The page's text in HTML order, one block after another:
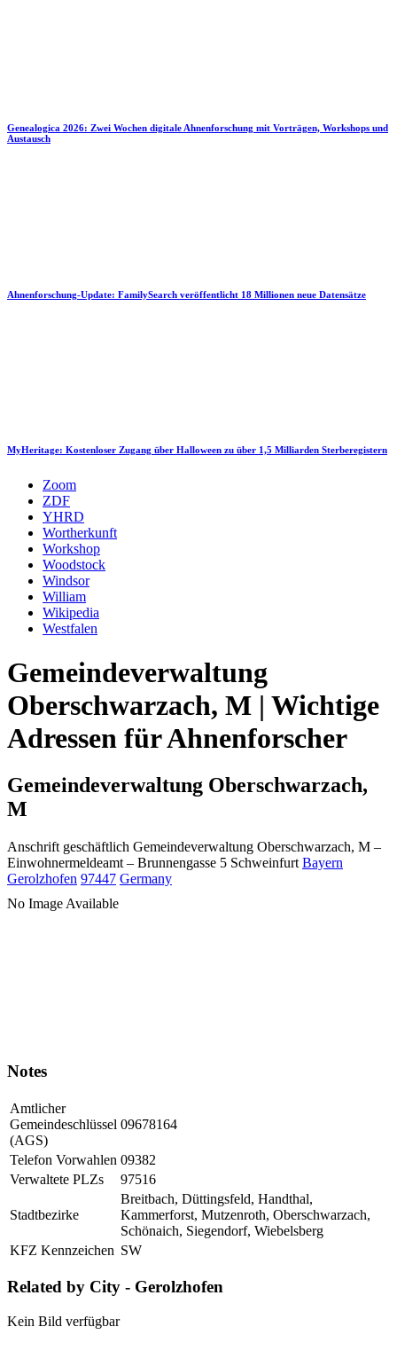
Genealogica 2026: Zwei Wochen digitale Ahnenforschung mit Vorträgen, Workshops und
Austausch
Ahnenforschung-Update: FamilySearch veröffentlicht 18 Millionen neue Datensätze
MyHeritage: Kostenloser Zugang über Halloween zu über 1,5 Milliarden Sterberegistern
Zoom
ZDF
YHRD
Wortherkunft
Workshop
Woodstock
Windsor
William
Wikipedia
Westfalen
Gemeindeverwaltung
Oberschwarzach, M | Wichtige
Adressen für Ahnenforscher
Gemeindeverwaltung Oberschwarzach,
M
Anschrift geschäftlich Gemeindeverwaltung Oberschwarzach, M –
Einwohnermeldeamt – Brunnengasse 5 Schweinfurt Bayern
Gerolzhofen 97447 Germany
No Image Available
Notes
Amtlicher
Gemeindeschlüssel
(AGS)
09678164
Telefon Vorwahlen 09382
Verwaltete PLZs
97516
Stadtbezirke
Breitbach, Düttingsfeld, Handthal,
Kammerforst, Mutzenroth, Oberschwarzach,
Schönaich, Siegendorf, Wiebelsberg
KFZ Kennzeichen SW
Related by City - Gerolzhofen
Kein Bild verfügbar